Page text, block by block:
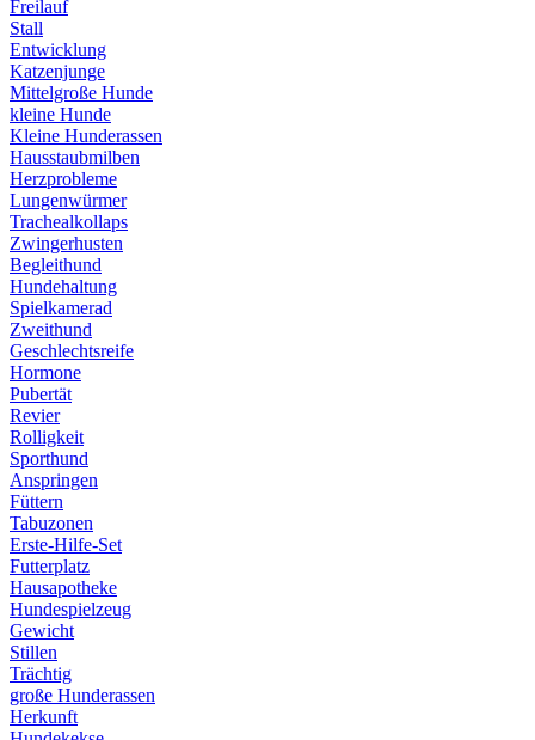
Freilauf
Stall
Entwicklung
Katzenjunge
Mittelgroße Hunde
kleine Hunde
Kleine Hunderassen
Hausstaubmilben
Herzprobleme
Lungenwürmer
Trachealkollaps
Zwingerhusten
Begleithund
Hundehaltung
Spielkamerad
Zweithund
Geschlechtsreife
Hormone
Pubertät
Revier
Rolligkeit
Sporthund
Anspringen
Füttern
Tabuzonen
Erste-Hilfe-Set
Futterplatz
Hausapotheke
Hundespielzeug
Gewicht
Stillen
Trächtig
große Hunderassen
Herkunft